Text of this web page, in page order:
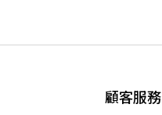
顧客服務